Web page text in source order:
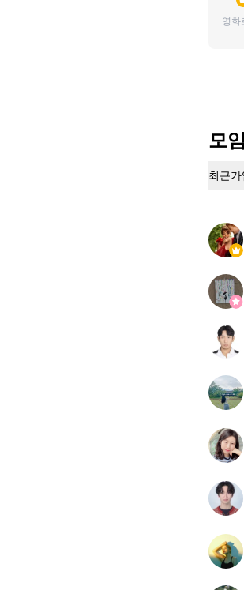
영화
모
최근가